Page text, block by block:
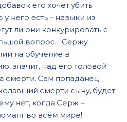
его хочет убить
у него есть – навыки из
ли они конкурировать с
вопрос… Сержу
на обучение в
значит, над его головой
смерти. Сам попаданец
смерти сыну, будет
нет, когда Серж –
во всём мире!